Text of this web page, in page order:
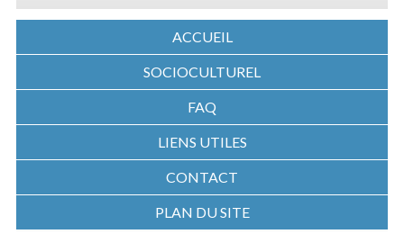
ACCUEIL
SOCIOCULTUREL
FAQ
LIENS UTILES
CONTACT
PLAN DU SITE